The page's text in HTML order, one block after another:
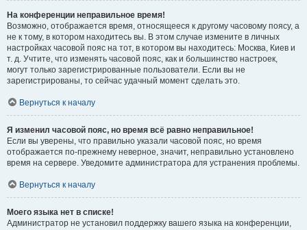
На конференции неправильное время!
Возможно, отображается время, относящееся к другому часовому поясу, а
не к тому, в котором находитесь вы. В этом случае измените в личных
настройках часовой пояс на тот, в котором вы находитесь: Москва, Киев и
т. д. Учтите, что изменять часовой пояс, как и большинство настроек,
могут только зарегистрированные пользователи. Если вы не
зарегистрированы, то сейчас удачный момент сделать это.
Вернуться к началу
Я изменил часовой пояс, но время всё равно неправильное!
Если вы уверены, что правильно указали часовой пояс, но время
отображается по-прежнему неверное, значит, неправильно установлено
время на сервере. Уведомите администратора для устранения проблемы.
Вернуться к началу
Моего языка нет в списке!
Администратор не установил поддержку вашего языка на конференции,